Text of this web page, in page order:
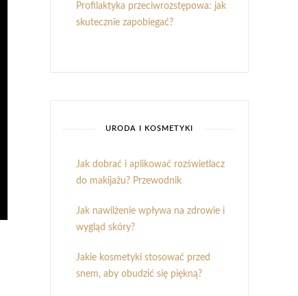
Profilaktyka przeciwrozstępowa: jak
skutecznie zapobiegać?
URODA I KOSMETYKI
Jak dobrać i aplikować rozświetlacz
do makijażu? Przewodnik
Jak nawilżenie wpływa na zdrowie i
wygląd skóry?
Jakie kosmetyki stosować przed
snem, aby obudzić się piękną?